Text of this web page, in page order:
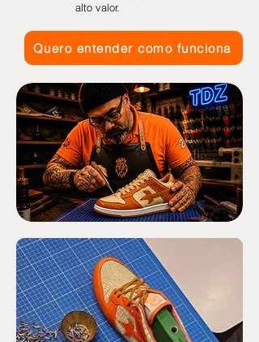
alto valor.
Quero entender como funciona